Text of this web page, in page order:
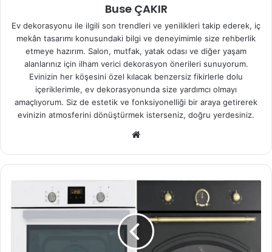
Buse ÇAKIR
Ev dekorasyonu ile ilgili son trendleri ve yenilikleri takip ederek, iç
mekân tasarımı konusundaki bilgi ve deneyimimle size rehberlik
etmeye hazırım. Salon, mutfak, yatak odası ve diğer yaşam
alanlarınız için ilham verici dekorasyon önerileri sunuyorum.
Evinizin her köşesini özel kılacak benzersiz fikirlerle dolu
içeriklerimle, ev dekorasyonunda size yardımcı olmayı
amaçlıyorum. Siz de estetik ve fonksiyonelliği bir araya getirerek
evinizin atmosferini dönüştürmek isterseniz, doğru yerdesiniz.
sit
esi